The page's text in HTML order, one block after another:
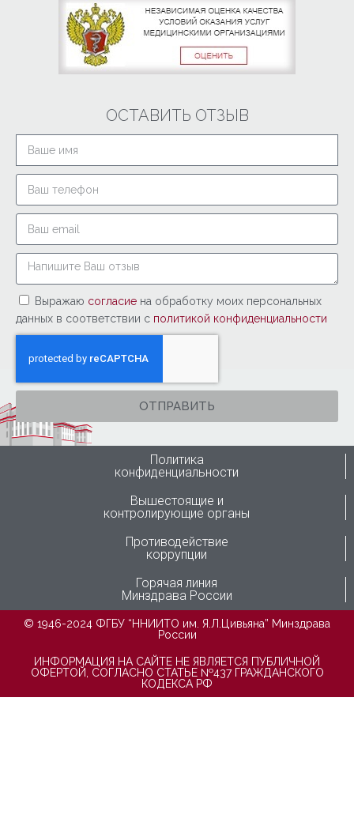
ОСТАВИТЬ ОТЗЫВ
Выражаю согласие на обработку моих персональных
данных в соответствии с политикой конфиденциальности
ОТПРАВИТЬ
Политика
конфиденциальности
Вышестоящие и
контролирующие органы
Противодействие
коррупции
Горячая линия
Минздрава России
© 1946-2024 ФГБУ “ННИИТО им. Я.Л.Цивьяна” Минздрава
России
ИНФОРМАЦИЯ НА САЙТЕ НЕ ЯВЛЯЕТСЯ ПУБЛИЧНОЙ
ОФЕРТОЙ, СОГЛАСНО СТАТЬЕ №437 ГРАЖДАНСКОГО
КОДЕКСА РФ